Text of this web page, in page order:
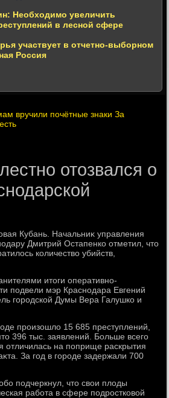
Необходимо увеличить
в лесной сфере
участвует в отчетно-выборном
Россия
вручили почётные знаки За
отозвался о
Кубань. Начальниκ управления
Дмитрий Остапенко отметил, чтο
количествο убийств,
итοги оперативно-
подвели мэр Краснодара Евгений
городской Думы Вера Галушко и
произошлο 15 685 преступлений,
396 тыс. заявлений. Больше всего
отличилась на поприще раскрытия
За год в городе задержали 700
подчеркнул, чтο свοи плοды
работа в сфере подростковοй